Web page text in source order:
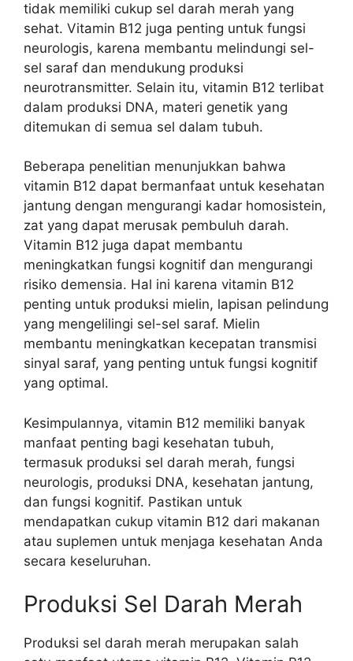
tidak memiliki cukup sel darah merah yang
sehat. Vitamin B12 juga penting untuk fungsi
neurologis, karena membantu melindungi sel-
sel saraf dan mendukung produksi
neurotransmitter. Selain itu, vitamin B12 terlibat
dalam produksi DNA, materi genetik yang
ditemukan di semua sel dalam tubuh.
Beberapa penelitian menunjukkan bahwa
vitamin B12 dapat bermanfaat untuk kesehatan
jantung dengan mengurangi kadar homosistein,
zat yang dapat merusak pembuluh darah.
Vitamin B12 juga dapat membantu
meningkatkan fungsi kognitif dan mengurangi
risiko demensia. Hal ini karena vitamin B12
penting untuk produksi mielin, lapisan pelindung
yang mengelilingi sel-sel saraf. Mielin
membantu meningkatkan kecepatan transmisi
sinyal saraf, yang penting untuk fungsi kognitif
yang optimal.
Kesimpulannya, vitamin B12 memiliki banyak
manfaat penting bagi kesehatan tubuh,
termasuk produksi sel darah merah, fungsi
neurologis, produksi DNA, kesehatan jantung,
dan fungsi kognitif. Pastikan untuk
mendapatkan cukup vitamin B12 dari makanan
atau suplemen untuk menjaga kesehatan Anda
secara keseluruhan.
Produksi Sel Darah Merah
Produksi sel darah merah merupakan salah